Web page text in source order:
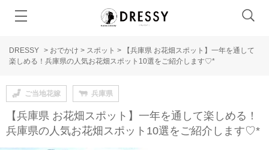
DRESSY > おでかけ > スポット >
【兵庫県 お花畑スポット】一年を通して
楽しめる！兵庫県の人気お花畑スポット10選をご紹介します♡*
ご当地花嫁 兵庫県
【兵庫県 お花畑スポット】一年を通して楽しめる！
兵庫県の人気お花畑スポット10選をご紹介します♡*